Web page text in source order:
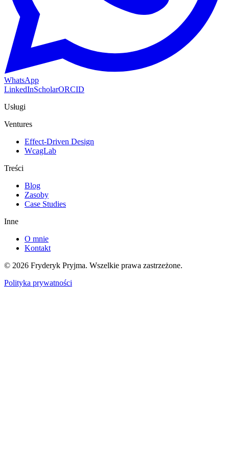
WhatsApp
LinkedInScholarORCID
Usługi
Ventures
Effect-Driven Design
WcagLab
Treści
Blog
Zasoby
Case Studies
Inne
O mnie
Kontakt
© 2026 Fryderyk Pryjma. Wszelkie prawa zastrzeżone.
Polityka prywatności